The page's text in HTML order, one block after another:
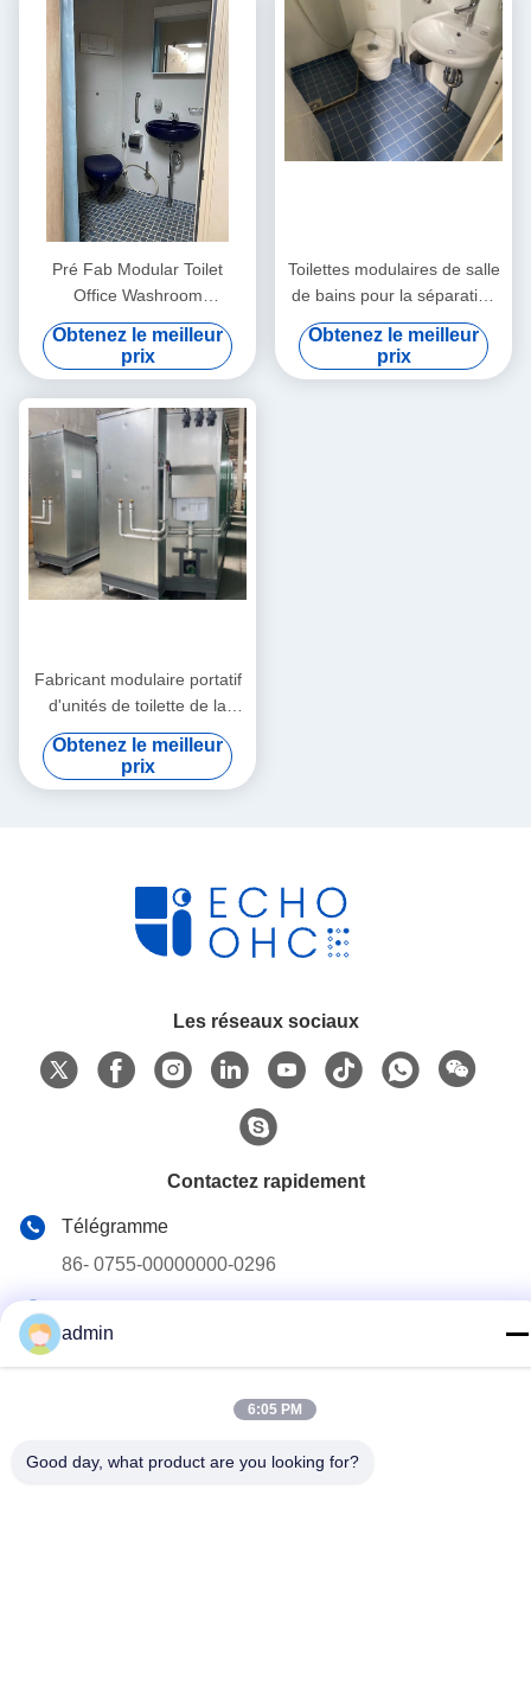
Pré Fab Modular Toilet
Office Washroom
imperméable
Obtenez le meilleur
prix
Toilettes modulaires de salle
de bains pour la séparation
à la maison dans des
carreaux de céramique
Obtenez le meilleur
prix
Fabricant modulaire portatif
d'unités de toilette de la
Communauté
1200x900x2000mm
Obtenez le meilleur
prix
Les réseaux sociaux
Contactez rapidement
Télégramme
86- 0755-00000000-0296
test@maoyt.com
No. 228, route de Zhanxi, ville de Jiangyin, ville de Wuxi,
admin
6:05 PM
Good day, what product are you looking for?